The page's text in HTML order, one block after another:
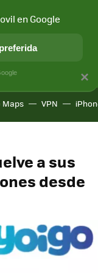
APLICACIONES
Maps VPN
a sus
desde
×
en Google